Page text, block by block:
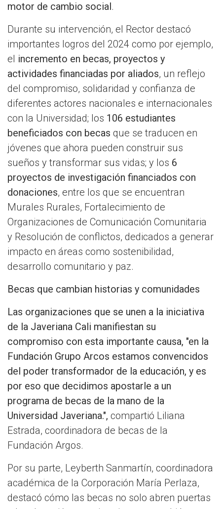
motor de cambio social.
Durante su intervención, el Rector destacó
importantes logros del 2024 como por ejemplo,
el incremento en becas, proyectos y
actividades financiadas por aliados, un reflejo
del compromiso, solidaridad y confianza de
diferentes actores nacionales e internacionales
con la Universidad; los 106 estudiantes
beneficiados con becas que se traducen en
jóvenes que ahora pueden construir sus
sueños y transformar sus vidas; y los 6
proyectos de investigación financiados con
donaciones, entre los que se encuentran
Murales Rurales, Fortalecimiento de
Organizaciones de Comunicación Comunitaria
y Resolución de conflictos, dedicados a generar
impacto en áreas como sostenibilidad,
desarrollo comunitario y paz.
Becas que cambian historias y comunidades
Las organizaciones que se unen a la iniciativa
de la Javeriana Cali manifiestan su
compromiso con esta importante causa, "en la
Fundación Grupo Arcos estamos convencidos
del poder transformador de la educación, y es
por eso que decidimos apostarle a un
programa de becas de la mano de la
Universidad Javeriana.", compartió Liliana
Estrada, coordinadora de becas de la
Fundación Argos.
Por su parte, Leyberth Sanmartín, coordinadora
académica de la Corporación María Perlaza,
destacó cómo las becas no solo abren puertas